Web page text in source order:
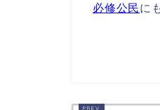
必修公民に